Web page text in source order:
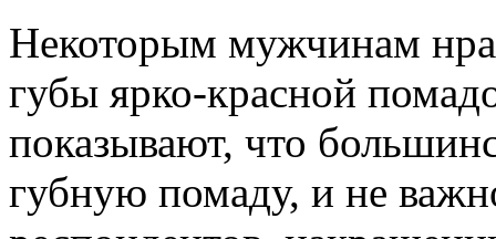
Некоторым мужчинам
губы ярко-красной
показывают, что
губную помаду, и не